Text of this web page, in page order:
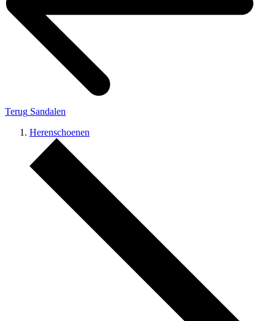
Terug Sandalen
Herenschoenen